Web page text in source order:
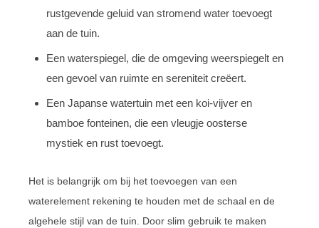
rustgevende geluid van stromend water toevoegt
aan de tuin.
Een waterspiegel, die de omgeving weerspiegelt en
een gevoel van ruimte en sereniteit creëert.
Een Japanse watertuin met een koi-vijver en
bamboe fonteinen, die een vleugje oosterse
mystiek en rust toevoegt.
Het is belangrijk om bij het toevoegen van een
waterelement rekening te houden met de schaal en de
algehele stijl van de tuin. Door slim gebruik te maken